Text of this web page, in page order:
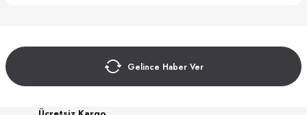
Gelince Haber Ver